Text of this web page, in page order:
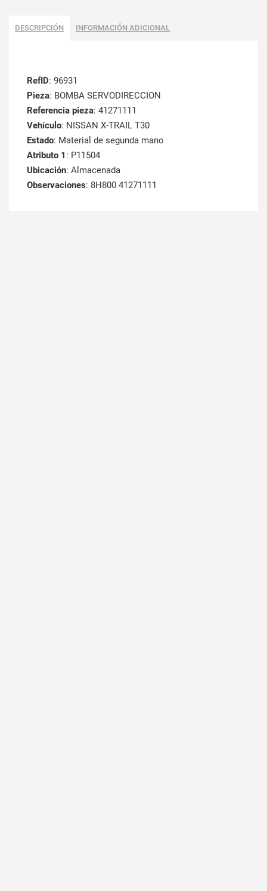
DESCRIPCIÓN INFORMACIÓN ADICIONAL
RefID: 96931
Pieza: BOMBA SERVODIRECCION
Referencia pieza: 41271111
Vehículo: NISSAN X-TRAIL T30
Estado: Material de segunda mano
Atributo 1 : P11504
Ubicación: Almacenada
Observaciones: 8H800 41271111